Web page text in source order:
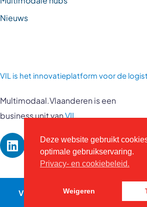
Nieuws
VIL is het innovatieplatform voor de
Multimodaal.Vlaanderen is een
business unit vanVIL
VIL © 2026 - Alle rechten
Website
Deze website gebruikt
optimale gebruikservaring.
Privacy- en cookiebeleid.
Weigeren